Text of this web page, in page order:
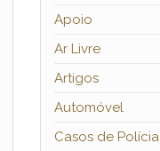
Apoio
Ar Livre
Artigos
Automóvel
Casos de Polícia